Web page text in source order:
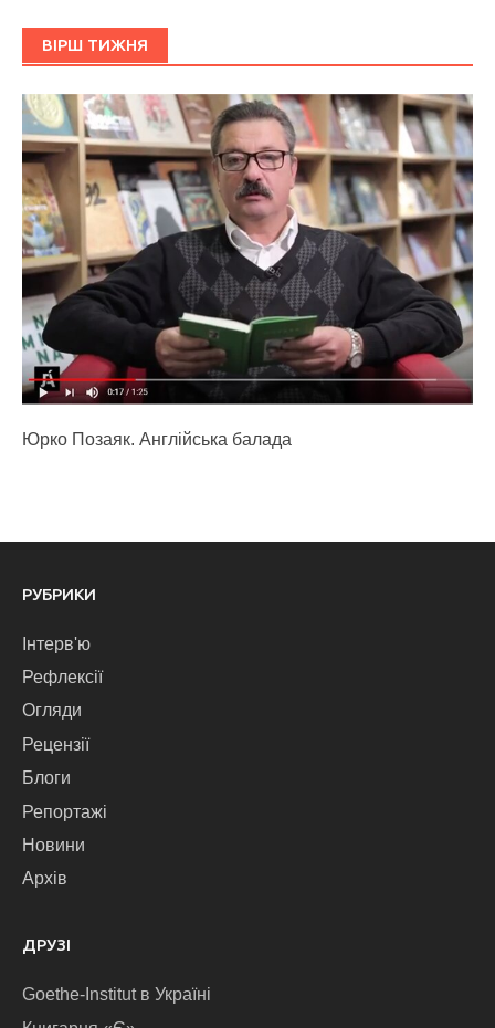
ВІРШ ТИЖНЯ
Юрко Позаяк. Англійська балада
РУБРИКИ
Інтерв'ю
Рефлексії
Огляди
Рецензії
Блоги
Репортажі
Новини
Архів
ДРУЗІ
Goethe-Institut в Україні